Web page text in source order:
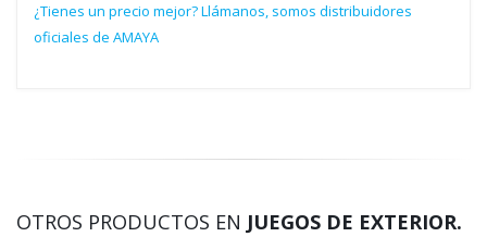
¿Tienes un precio mejor? Llámanos, somos distribuidores
oficiales de AMAYA
OTROS PRODUCTOS EN JUEGOS DE EXTERIOR.